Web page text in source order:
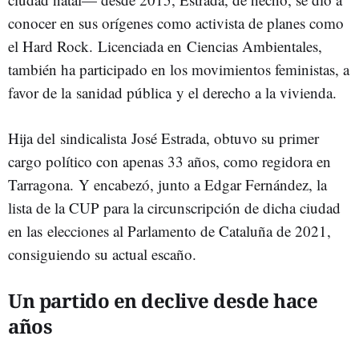
conocer en sus orígenes como activista de planes como
el Hard Rock. Licenciada en Ciencias Ambientales,
también ha participado en los movimientos feministas, a
favor de la sanidad pública y el derecho a la vivienda.
Hija del sindicalista José Estrada, obtuvo su primer
cargo político con apenas 33 años, como regidora en
Tarragona. Y encabezó, junto a Edgar Fernández, la
lista de la CUP para la circunscripción de dicha ciudad
en las elecciones al Parlamento de Cataluña de 2021,
consiguiendo su actual escaño.
Un partido en declive desde hace
años